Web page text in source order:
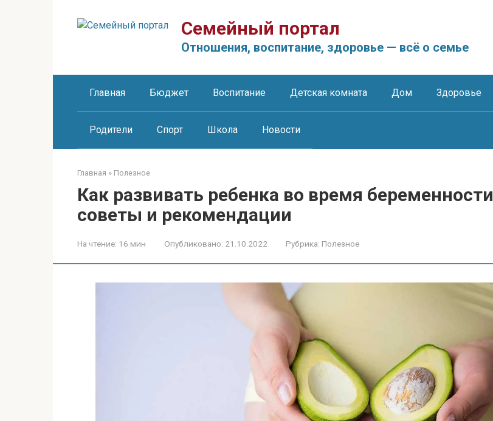
Семейный портал
Отношения, воспитание, здоровье — всё о семье
Главная Бюджет Воспитание Детская комната Дом Здоровье
Родители Спорт Школа Новости
Главная » Полезное
Как развивать ребенка во время беременности
советы и рекомендации
На чтение: 16 мин Опубликовано: 21.10.2022 Рубрика: Полезное